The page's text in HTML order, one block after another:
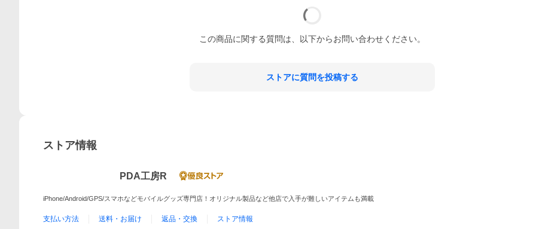
この商品に関する質問は、以下からお問い合わせください。
ストアに質問を投稿する
ストア情報
PDA工房R
iPhone/Android/GPS/スマホなどモバイルグッズ専門店！オリジナル製品など他店で入手が難しいアイテムも満載
支払い方法 送料・お届け 返品・交換 ストア情報